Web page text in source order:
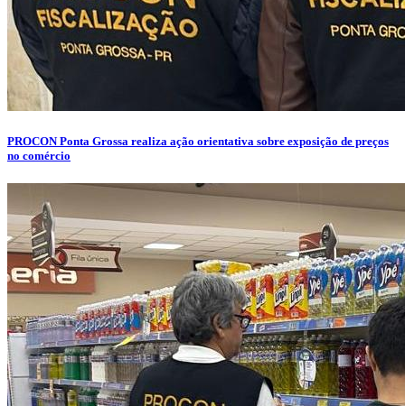
PROCON Ponta Grossa realiza ação orientativa sobre exposição de preços
no comércio